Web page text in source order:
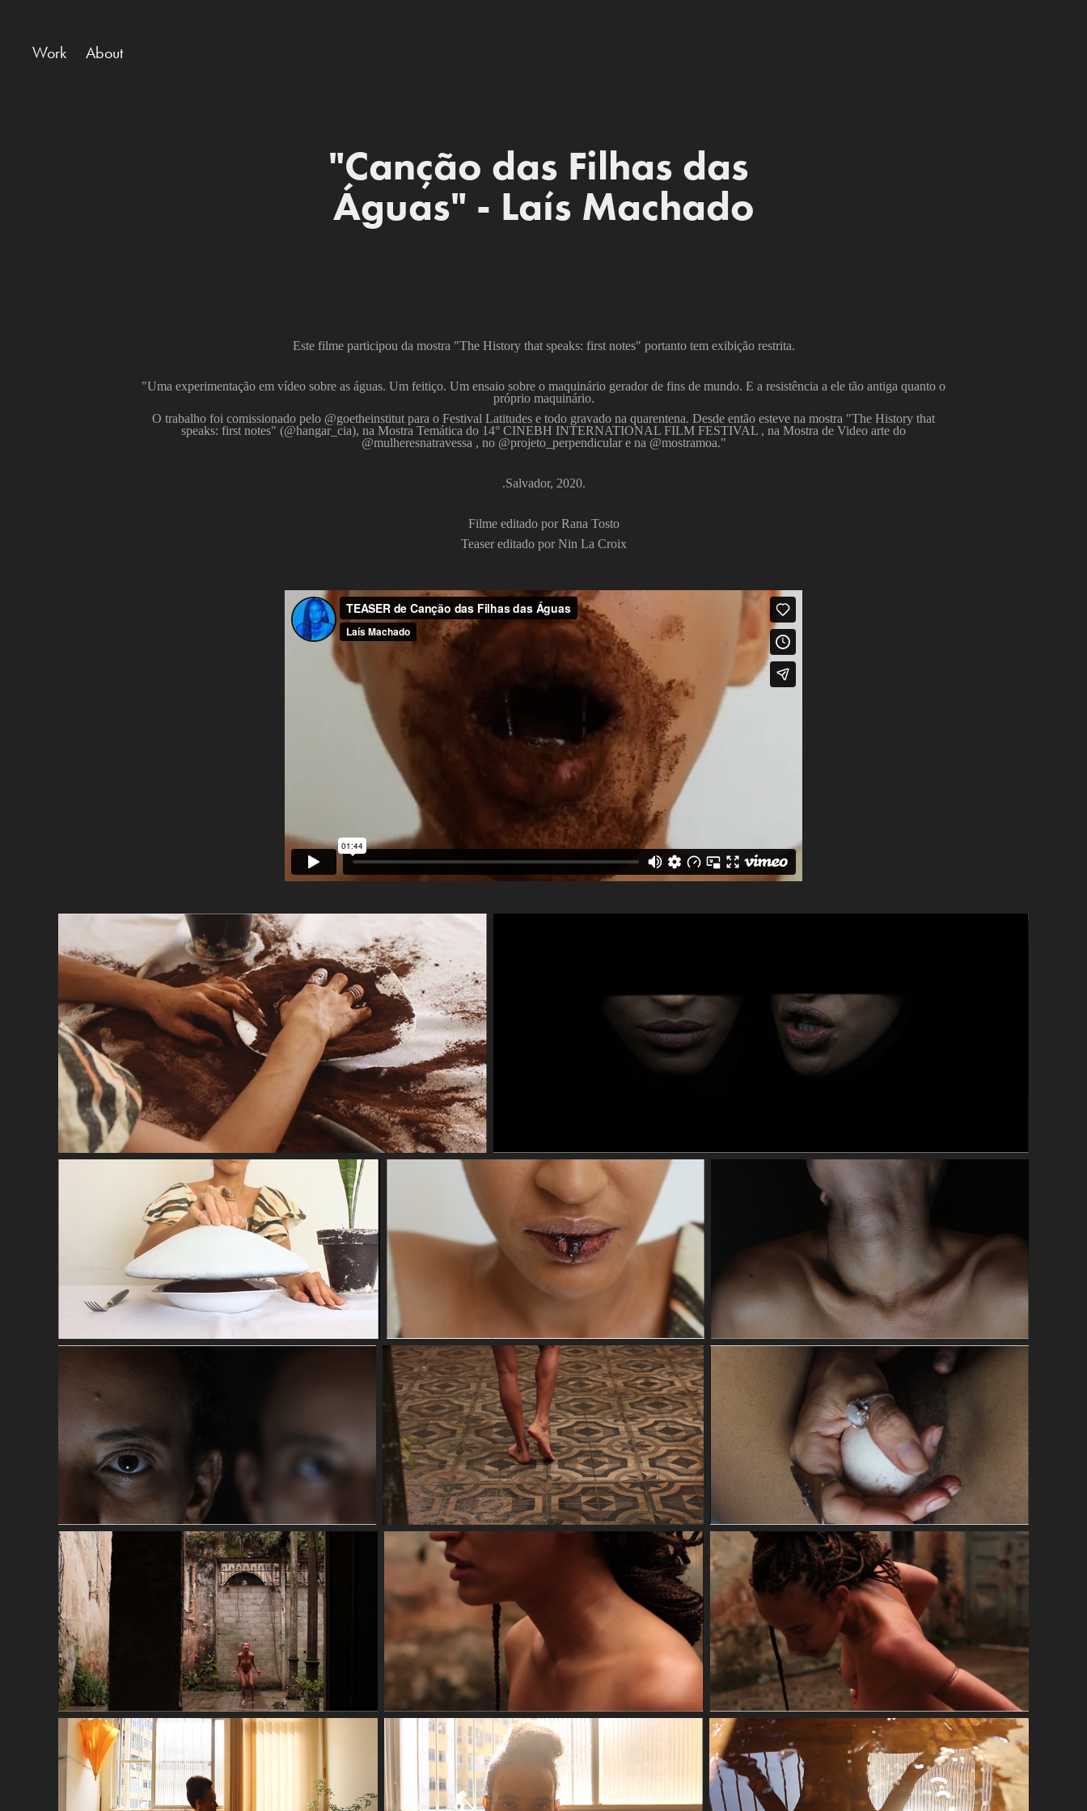
Work About
"Canção das Filhas das
Águas" - Laís Machado
Este filme participou da mostra "The History that speaks: first notes" portanto tem exibição restrita.
"Uma experimentação em vídeo sobre as águas. Um feitiço. Um ensaio sobre o maquinário gerador de fins de mundo. E a resistência a ele tão antiga quanto o
próprio maquinário.
O trabalho foi comissionado pelo @goetheinstitut para o Festival Latitudes e todo gravado na quarentena. Desde então esteve na mostra "The History that
speaks: first notes" (@hangar_cia), na Mostra Temática do 14° CINEBH INTERNATIONAL FILM FESTIVAL , na Mostra de Video arte do
@mulheresnatravessa , no @projeto_perpendicular e na @mostramoa."
.Salvador, 2020.
Filme editado por Rana Tosto
Teaser editado por Nin La Croix